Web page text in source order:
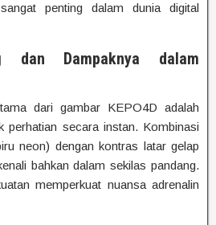
penting dalam dunia digital
dan Dampaknya dalam
dari gambar KEPO4D adalah
perhatian secara instan. Kombinasi
neon) dengan kontras latar gelap
bahkan dalam sekilas pandang.
memperkuat nuansa adrenalin